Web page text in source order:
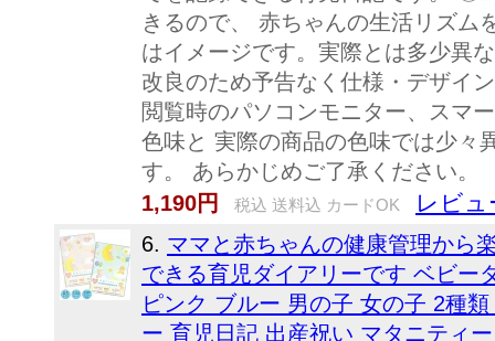
きるので、 赤ちゃんの生活リズ
はイメージです。実際とは多少異
改良のため予告なく仕様・デザイ
閲覧時のパソコンモニター、スマ
色味と 実際の商品の色味では少々
す。 あらかじめご了承ください。
1,190円
税込 送料込 カードOK レビュ
6. ママと赤ちゃんの健康管理から
できる育児ダイアリーです ベビー
ピンク ブルー 男の子 女の子 2種
ー 育児日記 出産祝い マタニティ